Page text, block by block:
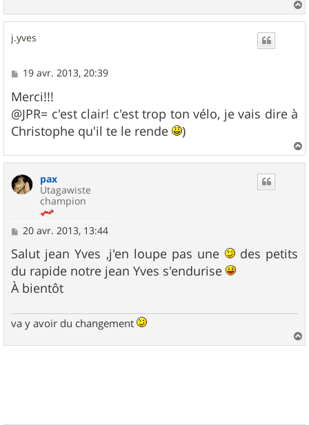
a
j.yves
M
s
s
a
g
e
19 avr. 2013, 20:39
Merci!!!
@JPR= c'est clair! c'est trop ton vélo, je vais dire à
Christophe qu'il te le rende
)
a
pax
Utagawiste
champion
M
s
s
a
g
e
20 avr. 2013, 13:44
Salut jean Yves ,j'en loupe pas une
des petits
du rapide notre jean Yves s'endurise
À bientôt
va y avoir du changement
a